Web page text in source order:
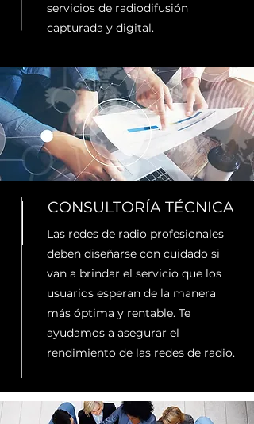
servicios de radiodifusión
capturada y digital.
CONSULTORÍA TÉCNICA
Las redes de radio profesionales
deben diseñarse con cuidado si
van a brindar el servicio que los
usuarios esperan de la manera
más óptima y rentable. Te
ayudamos a asegurar el
rendimiento de las redes de radio.